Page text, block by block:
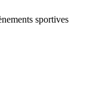
sportives